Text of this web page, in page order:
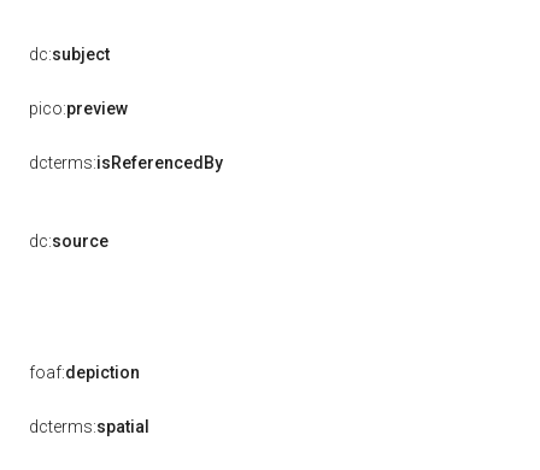
dc:subject
pico:preview
dcterms:isReferencedBy
dc:source
foaf:depiction
dcterms:spatial